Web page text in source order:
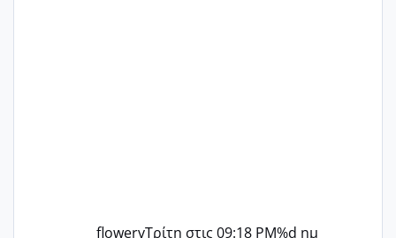
flowervΤρίτη στις 09:18 PM%d ημ